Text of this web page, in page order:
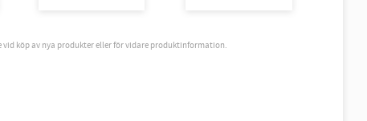
köp av nya produkter eller för vidare produktinformation.